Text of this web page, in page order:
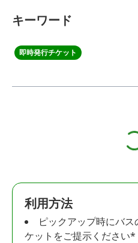
キーワード
即時発行チケット
利用方法
ピックアップ時にバ
ケットをご提示ください